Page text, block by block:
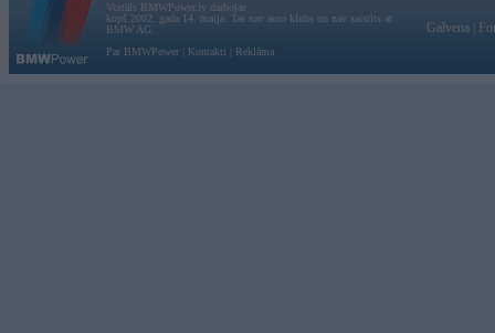
Vortāls BMWPower.lv darbojas
kopš 2002. gada 14. maija. Tas nav auto klubs un nav saistīts ar
BMW AG.
Par BMWPower
Kontakti Reklāma
Galvena